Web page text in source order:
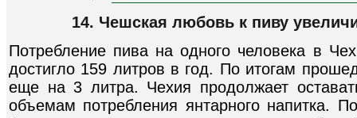
14. Чешская любовь к пиву
Потребление пива на одного человека в
достигло 159 литров в год. По итогам
еще на 3 литра. Чехия продолжает
объемам потребления янтарного напитка.